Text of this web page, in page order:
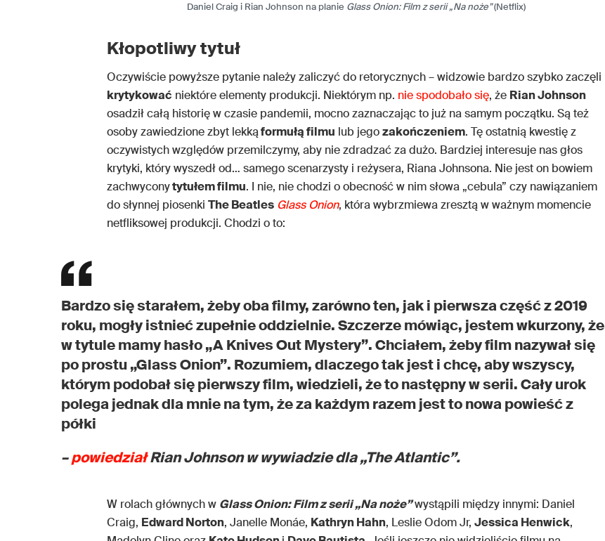
Daniel Craig i Rian Johnson na planie Glass Onion: Film z serii „Na noże”(Netflix)
Kłopotliwy tytuł
Oczywiście powyższe pytanie należy zaliczyć do retorycznych – widzowie bardzo szybko zaczęli
krytykować niektóre elementy produkcji. Niektórym np. nie spodobało się, że Rian Johnson
osadził całą historię w czasie pandemii, mocno zaznaczając to już na samym początku. Są też
osoby zawiedzione zbyt lekkąformułą filmu lub jegozakończeniem. Tę ostatnią kwestię z
oczywistych względów przemilczymy, aby nie zdradzać za dużo. Bardziej interesuje nas głos
krytyki, który wyszedł od… samego scenarzysty i reżysera, Riana Johnsona. Nie jest on bowiem
zachwyconytytułem filmu. I nie, nie chodzi o obecność w nim słowa „cebula” czy nawiązaniem
do słynnej piosenki The Beatles Glass Onion, która wybrzmiewa zresztą w ważnym momencie
netfliksowej produkcji. Chodzi o to:
Bardzo się starałem, żeby oba filmy, zarówno ten, jak i pierwsza część z 2019
roku, mogły istnieć zupełnie oddzielnie. Szczerze mówiąc, jestem wkurzony, że
w tytule mamy hasło „A Knives Out Mystery”. Chciałem, żeby film nazywał się
po prostu „Glass Onion”. Rozumiem, dlaczego tak jest i chcę, aby wszyscy,
którym podobał się pierwszy film, wiedzieli, że to następny w serii. Cały urok
polega jednak dla mnie na tym, że za każdym razem jest to nowa powieść z
półki
–powiedziałRian Johnson w wywiadzie dla „The Atlantic”.
W rolach głównych w Glass Onion: Film z serii „Na noże”wystąpili między innymi: Daniel
Craig, Edward Norton, Janelle Monáe, Kathryn Hahn, Leslie Odom Jr, Jessica Henwick,